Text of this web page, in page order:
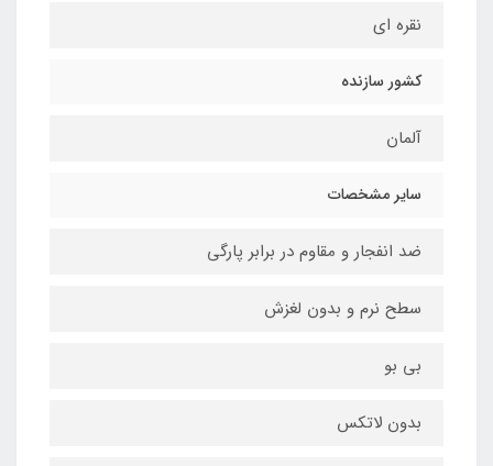
نقره ای
کشور سازنده
آلمان
سایر مشخصات
ضد انفجار و مقاوم در برابر پارگی
سطح نرم و بدون لغزش
بی بو
بدون لاتکس